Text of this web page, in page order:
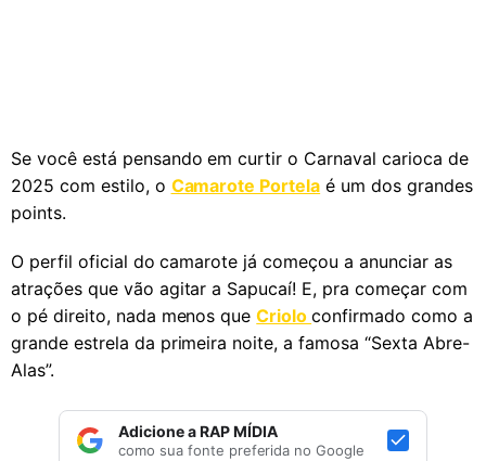
Se você está pensando em curtir o Carnaval carioca de
2025 com estilo, o Camarote Portela é um dos grandes
points.
O perfil oficial do camarote já começou a anunciar as
atrações que vão agitar a Sapucaí! E, pra começar com
o pé direito, nada menos queCrioloconfirmado como a
grande estrela da primeira noite, a famosa “Sexta Abre-
Alas”.
Adicione a RAP MÍDIA
como sua fonte preferida no Google